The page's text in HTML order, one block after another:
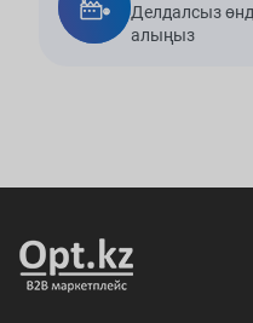
Делдалсыз
алыңыз